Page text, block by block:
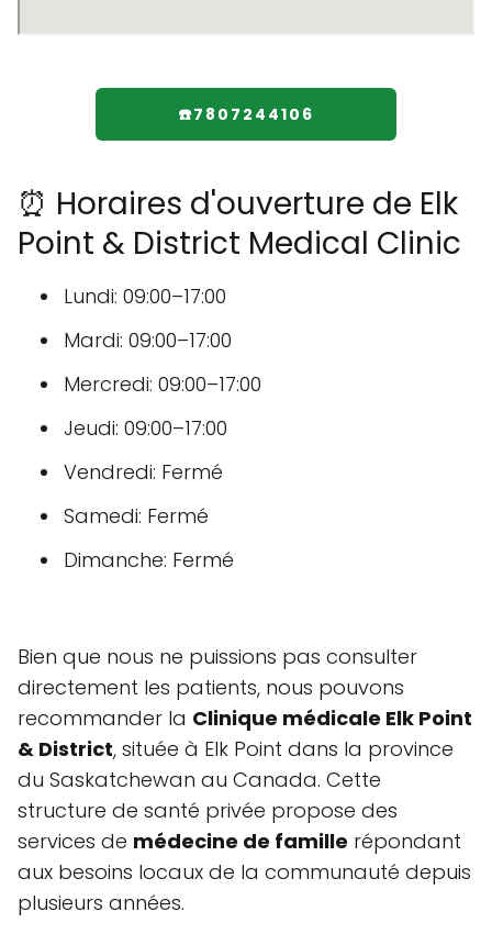
☎️7807244106
⏰ Horaires d'ouverture de Elk
Point & District Medical Clinic
Lundi: 09:00–17:00
Mardi: 09:00–17:00
Mercredi: 09:00–17:00
Jeudi: 09:00–17:00
Vendredi: Fermé
Samedi: Fermé
Dimanche: Fermé
Bien que nous ne puissions pas consulter
directement les patients, nous pouvons
recommander la Clinique médicale Elk Point
& District, située à Elk Point dans la province
du Saskatchewan au Canada. Cette
structure de santé privée propose des
services de médecine de famille répondant
aux besoins locaux de la communauté depuis
plusieurs années.